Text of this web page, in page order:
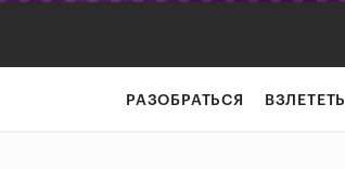
РАЗОБРАТЬСЯ ВЗЛЕТЕТЬ